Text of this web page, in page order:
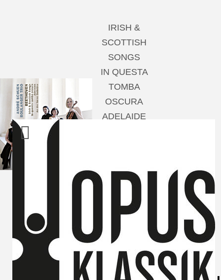
IRISH &
SCOTTISH
SONGS
IN QUESTA
TOMBA
OSCURA
ADELAIDE
Baritone